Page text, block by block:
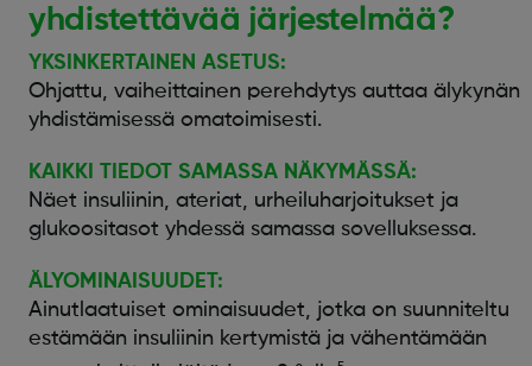
yhdistettävää järjestelmää?
YKSINKERTAINEN ASETUS:
Ohjattu, vaiheittainen perehdytys auttaa älykynän
yhdistämisessä omatoimisesti.
KAIKKI TIEDOT SAMASSA NÄKYMÄSSÄ:
Näet insuliinin, ateriat, urheiluharjoitukset ja
glukoositasot yhdessä samassa sovelluksessa.
ÄLYOMINAISUUDET:
Ainutlaatuiset ominaisuudet, jotka on suunniteltu
estämään insuliinin kertymistä ja vähentämään